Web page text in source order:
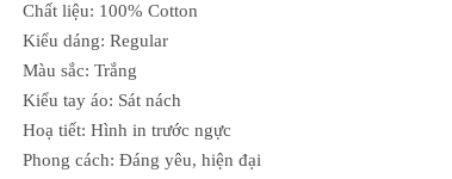
Chất liệu: 100% Cotton
Kiểu dáng: Regular
Màu sắc: Trắng
Kiểu tay áo: Sát nách
Hoạ tiết: Hình in trước ngực
Phong cách: Đáng yêu, hiện đại